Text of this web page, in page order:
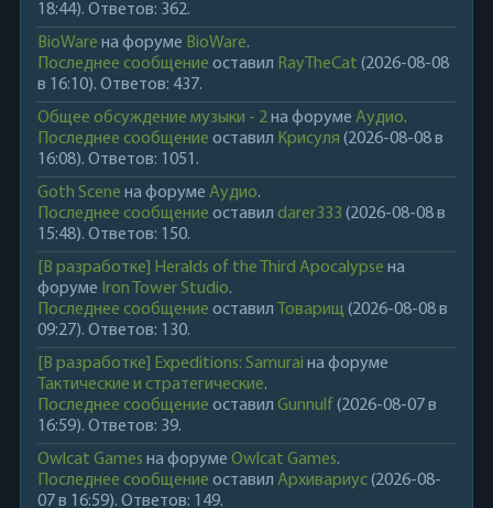
18:44). Ответов: 362.
BioWare на форуме BioWare.
Последнее сообщение оставил RayTheCat (2026-08-08
в 16:10). Ответов: 437.
Общее обсуждение музыки - 2на форуме Аудио.
Последнее сообщение оставил Крисуля (2026-08-08 в
16:08). Ответов: 1051.
Goth Scene на форуме Аудио.
Последнее сообщение оставил darer333 (2026-08-08 в
15:48). Ответов: 150.
[В разработке] Heralds of the Third Apocalypse на
форуме Iron Tower Studio.
Последнее сообщение оставил Товарищ (2026-08-08 в
09:27). Ответов: 130.
[В разработке] Expeditions: Samurai на форуме
Тактические и стратегические.
Последнее сообщение оставил Gunnulf (2026-08-07 в
16:59). Ответов: 39.
Owlcat Games на форуме Owlcat Games.
Последнее сообщение оставил Архивариус(2026-08-
07 в 16:59). Ответов: 149.